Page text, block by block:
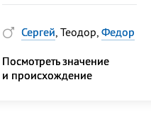
Сергей, Теодор, Федор
Посмотреть значение
и происхождение